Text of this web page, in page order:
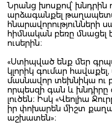
Նրանց խոսքով՝ խնդրին
արձագանքել
հնարավորությունների
հիմնական բեռը մնացել
ուսերին։
«Ստիպված ենք մեր
կլորիկ գումար
մասնավոր տեխնիկա ու
որպեսզի գան և
լուծեն։ Իսկ «Վեոլիա
իր փոխարեն միշտ
աշխատեն»։